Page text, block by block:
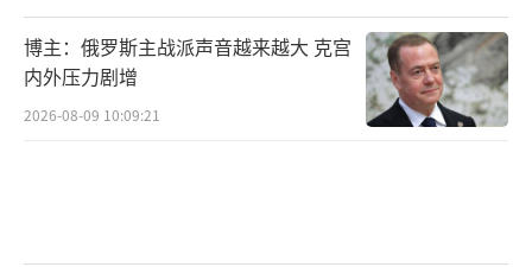
统，而是整个政治体系的改革。（责任编辑：张蕾 TT
0001）
博主：俄罗斯主战派声音越来越大 克宫
内外压力剧增
2026-08-09 10:09:21